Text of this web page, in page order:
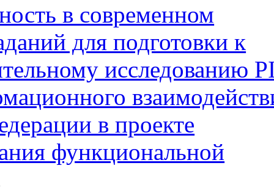
в современном
для подготовки к
исследованию
в проекте
функциональной